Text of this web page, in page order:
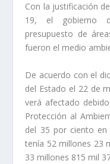
Con la justificación
19, el gobierno
presupuesto de
fueron el medio
De acuerdo con el
del Estado el 22 de
verá afectado
Protección al
del 35 por ciento en
tenía 52 millones 23
33 millones 815 mil